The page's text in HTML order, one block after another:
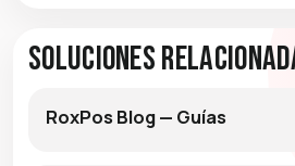
Soluciones
RoxPos Blog — Guías